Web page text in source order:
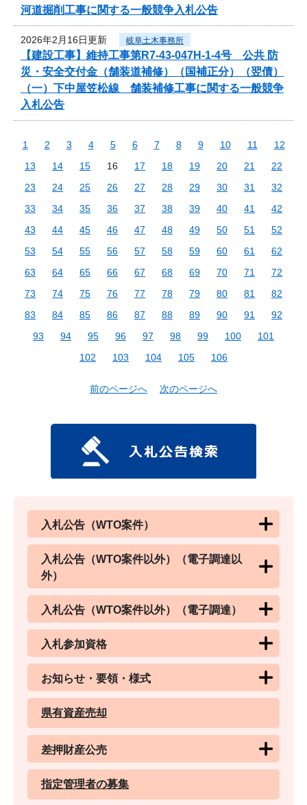
河道掘削工事に関する一般競争入札公告
2026年2月16日更新 岐阜土木事務所
【建設工事】維持工事第R7-43-047H-1-4号 公共 防
災・安全交付金（舗装道補修）（国補正分）（翌債）
（一）下中屋笠松線 舗装補修工事に関する一般競争
入札公告
1 2 3 4 5 6 7 8 9 10 11
12
13
14 15 16 17 18 19 20 21
22
23
24 25 26 27 28 29 30 31
32
33
34 35 36 37 38 39 40 41
42
43
44 45 46 47 48 49 50 51
52
53
54 55 56 57 58 59 60 61
62
63
64 65 66 67 68 69 70 71
72
73
74 75 76 77 78 79 80 81
82
83
84 85 86 87 88 89 90 91
92
93
94 95 96 97 98 99 100
101
102
103 104 105 106
前のページへ 次のページへ
入札公告（WTO案件）
入札公告（WTO案件以外）（電子調達以
外）
入札公告（WTO案件以外）（電子調達）
入札参加資格
お知らせ・要領・様式
県有資産売却
差押財産公売
指定管理者の募集